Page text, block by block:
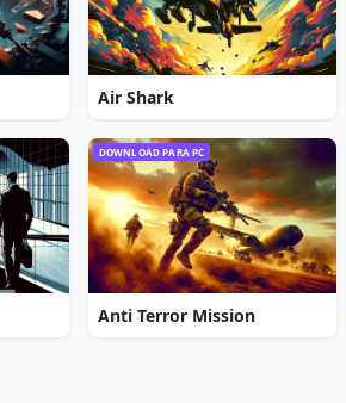
Air Shark
DOWNLOAD PARA PC
Anti Terror Mission